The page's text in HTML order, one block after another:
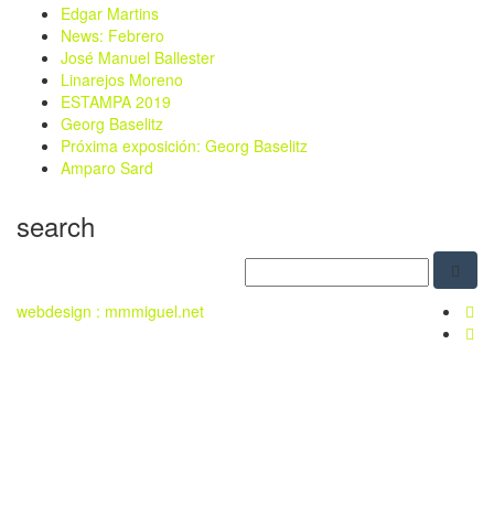
Edgar Martins
News: Febrero
José Manuel Ballester
Linarejos Moreno
ESTAMPA 2019
Georg Baselitz
Próxima exposición: Georg Baselitz
Amparo Sard
search
webdesign : mmmiguel.net